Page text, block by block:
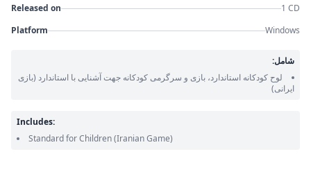
Released on
1 CD
Platform
Windows
شامل:
لوح کودکانه استاندارد، بازی و سرگرمی کودکانه جهت آشنایی با استاندارد (بازی
ایرانی)
Includes:
Standard for Children(Iranian Game)